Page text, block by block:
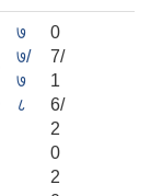
७
७/
७
८
0
7/
1
6/
2
0
2